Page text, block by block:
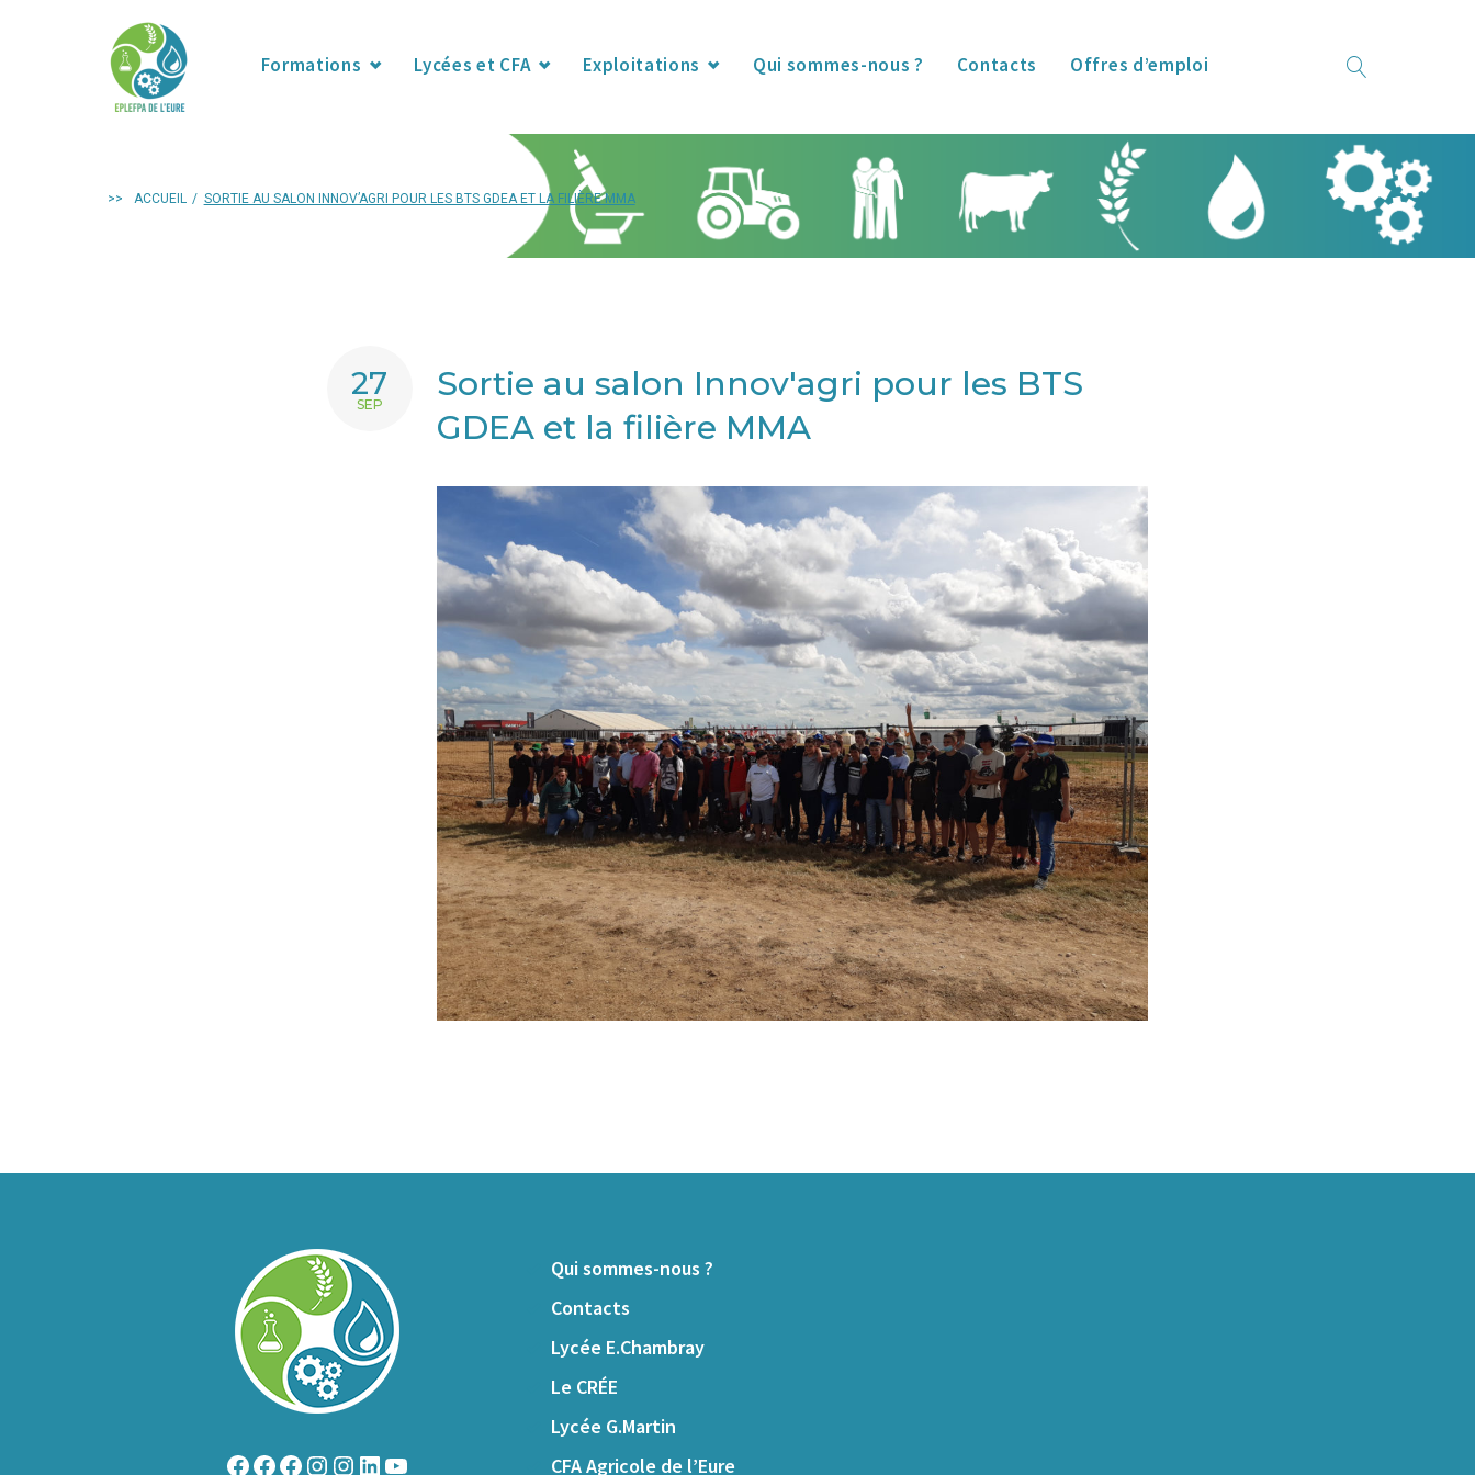
Formations Lycées et CFA Exploitations Qui sommes-nous ? Contacts Offres d’emploi
>> ACCUEIL / SORTIE AU SALON INNOV’AGRI POUR LES BTS GDEA ET LA FILIÈRE MMA
27
SEP
Sortie au salon Innov'agri pour les BTS
GDEA et la filière MMA
Facebook Facebook Facebook Instagram Instagram LinkedIn YouTube
Qui sommes-nous ?
Contacts
Lycée E.Chambray
Le CRÉE
Lycée G.Martin
CFA Agricole de l’Eure